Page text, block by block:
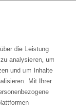
Uhr
die Leistung
analysieren, um
und um Inhalte
Mit Ihrer